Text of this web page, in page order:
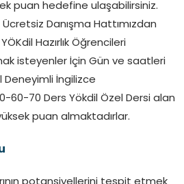
puan hedefine ulaşabilirsiniz.
Danışma Hattımızdan
Hazırlık Öğrencileri
isteyenler İçin Gün ve saatleri
Deneyimli İngilizce
60-70 Ders Yökdil Özel Dersi alan
puan almaktadırlar.